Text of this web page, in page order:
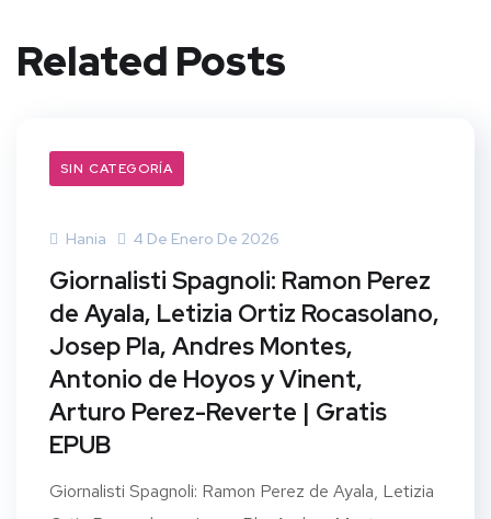
Related Posts
SIN CATEGORÍA
Hania 4 De Enero De 2026
Giornalisti Spagnoli: Ramon Perez
de Ayala, Letizia Ortiz Rocasolano,
Josep Pla, Andres Montes,
Antonio de Hoyos y Vinent,
Arturo Perez-Reverte | Gratis
EPUB
Giornalisti Spagnoli: Ramon Perez de Ayala, Letizia